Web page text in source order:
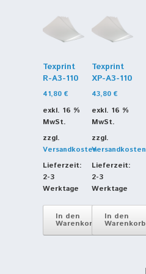
Texprint
R-A3-110
41,80 €
exkl. 16 %
MwSt.
zzgl.
Versandkosten
Lieferzeit:
2-3
Werktage
In den
Warenkorb
Texprint
XP-A3-110
43,80 €
exkl. 16 %
MwSt.
zzgl.
Versandkosten
Lieferzeit:
2-3
Werktage
In den
Warenkorb